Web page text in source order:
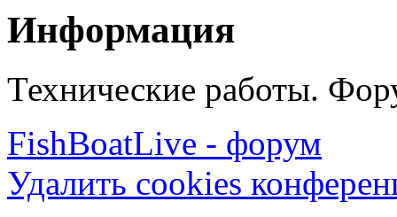
Информация
Технические работы.
FishBoatLive - форум
Удалить cookies